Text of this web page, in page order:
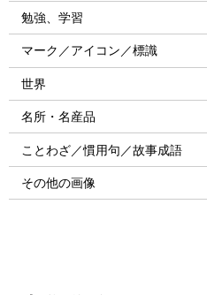
勉強、学習
マーク／アイコン／標識
世界
名所・名産品
ことわざ／慣用句／故事成語
その他の画像